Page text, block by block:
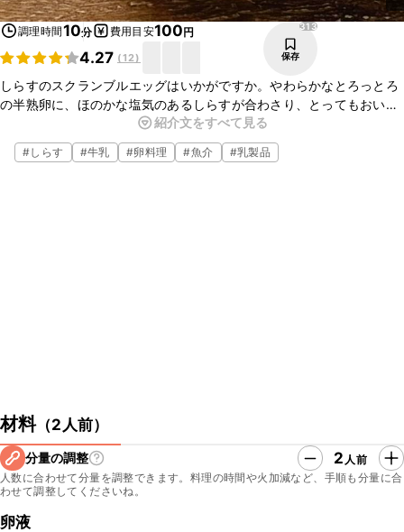
調理時間10分 費用目安100円
4.27 (12)
313
保存
しらすのスクランブルエッグはいかがですか。やわらかなとろっとろ
の半熟卵に、ほのかな塩気のあるしらすが合わさり、とってもおいし
いスクランブルエッグですよ。簡単に作ることができるので、ぜひ
作ってみてください。
紹介文をすべて見る
#しらす #牛乳 #卵料理 #魚介 #乳製品
材料（2人前）
分量の調整 2 人前
人数に合わせて分量を調整できます。料理の時間や火加減など、手順も分量に合
わせて調整してくださいね。
卵液